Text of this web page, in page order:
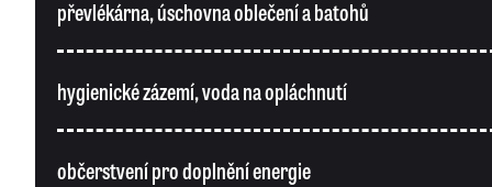
převlékárna, úschovna oblečení a batohů
hygienické zázemí, voda na opláchnutí
občerstvení pro doplnění energie